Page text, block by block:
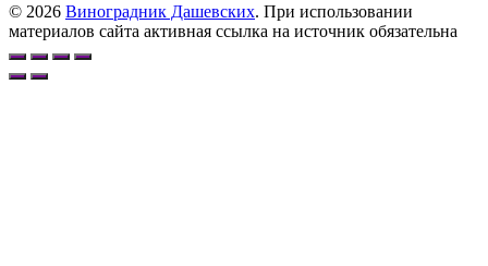
© 2026 Виноградник Дашевских. При использовании
материалов сайта активная ссылка на источник обязательна